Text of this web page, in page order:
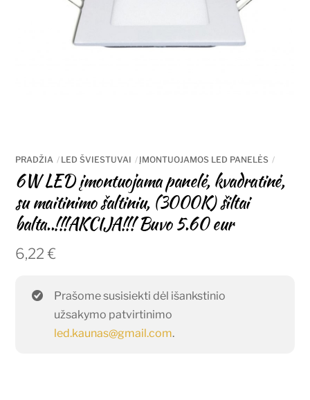
PRADŽIA LED ŠVIESTUVAI ĮMONTUOJAMOS LED PANELĖS
6W LED įmontuojama panelė, kvadratinė,
su maitinimo šaltiniu, (3000K) šiltai
balta..!!!AKCIJA!!! Buvo 5.60 eur
6,22€
Prašome susisiekti dėl išankstinio
užsakymo patvirtinimo
led.kaunas@gmail.com.